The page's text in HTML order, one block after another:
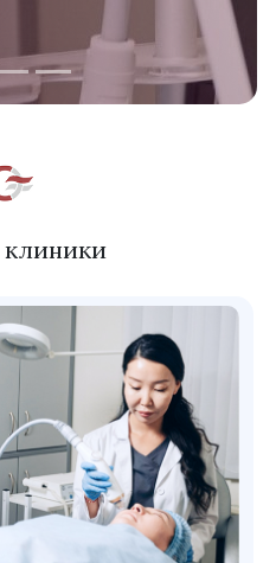
клиники